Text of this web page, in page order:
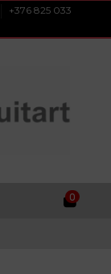
+376 825 033
0